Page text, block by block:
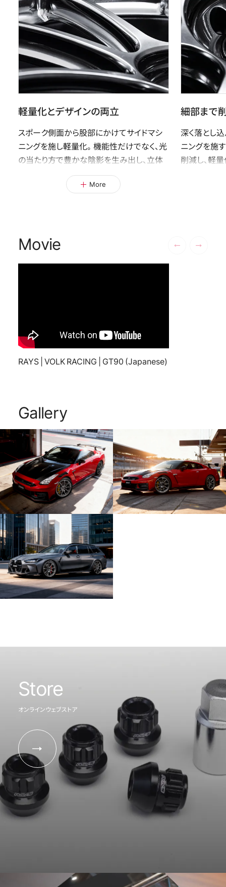
軽量化とデザインの両立
スポーク側面から股部にかけてサイドマシ
ニングを施し軽量化。機能性だけでなく、光
の当たり方で豊かな陰影を生み出し、立体
感がデザイン全体を引き締めます。シンプ
ルながら、機能性と美しさを兼ね備えた存
More
細部まで
深く落とし
ニングを施
削減し、軽
Movie
RAYS | VOLK RACING | GT90 (Japanese)
Gallery
Store
オンラインウェブストア